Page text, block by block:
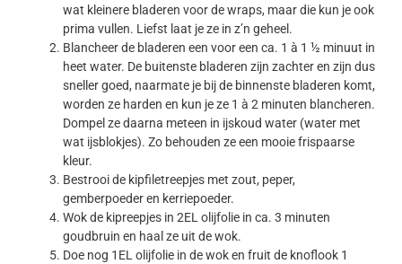
wat kleinere bladeren voor de wraps, maar die kun je ook
prima vullen. Liefst laat je ze in z’n geheel.
Blancheer de bladeren een voor een ca. 1 à 1 ½ minuut in
heet water. De buitenste bladeren zijn zachter en zijn dus
sneller goed, naarmate je bij de binnenste bladeren komt,
worden ze harden en kun je ze 1 à 2 minuten blancheren.
Dompel ze daarna meteen in ijskoud water (water met
wat ijsblokjes). Zo behouden ze een mooie frispaarse
kleur.
Bestrooi de kipfiletreepjes met zout, peper,
gemberpoeder en kerriepoeder.
Wok de kipreepjes in 2EL olijfolie in ca. 3 minuten
goudbruin en haal ze uit de wok.
Doe nog 1EL olijfolie in de wok en fruit de knoflook 1